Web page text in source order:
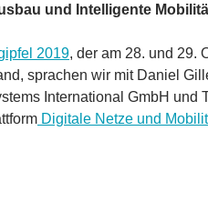
und Intelligente
2019, der am 28. und 29.
sprachen wir mit Daniel
International GmbH und
Digitale Netze und
Gille, T-Systems: Worum